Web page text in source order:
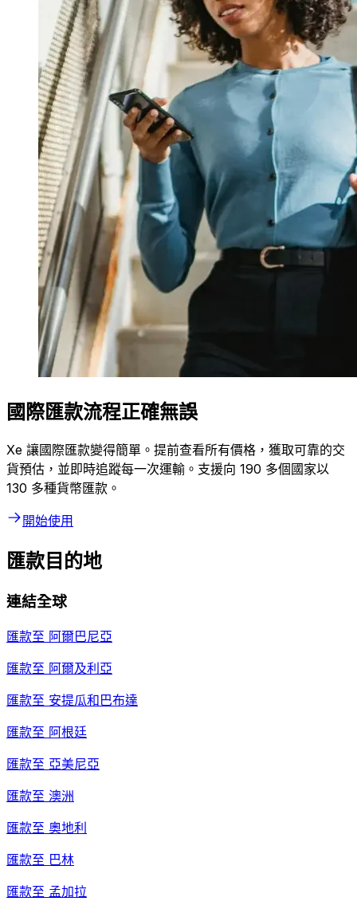
國際匯款流程正確無誤
Xe 讓國際匯款變得簡單。提前查看所有價格，獲取可靠的交
貨預估，並即時追蹤每一次運輸。支援向 190 多個國家以
130 多種貨幣匯款。
開始使用
匯款目的地
連結全球
匯款至 阿爾巴尼亞
匯款至 阿爾及利亞
匯款至 安提瓜和巴布達
匯款至 阿根廷
匯款至 亞美尼亞
匯款至 澳洲
匯款至 奧地利
匯款至 巴林
匯款至 孟加拉